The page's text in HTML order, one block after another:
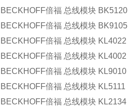
BECKHOFF倍福 总线模块 BK5120
BECKHOFF倍福 总线模块 BK9105
BECKHOFF倍福 总线模块 KL4022
BECKHOFF倍福 总线模块 KL4002
BECKHOFF倍福 总线模块 KL9010
BECKHOFF倍福 总线模块 KL5111
BECKHOFF倍福 总线模块 KL2134